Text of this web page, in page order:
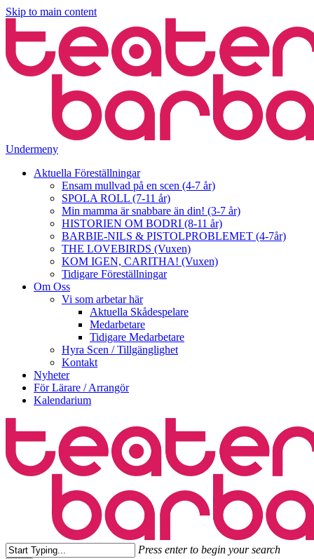
Skip to main content
Undermeny
Aktuella Föreställningar
Ensam mullvad på en scen (4-7 år)
SPOLA ROLL (7-11 år)
Min mamma är snabbare än din! (3-7 år)
HISTORIEN OM BODRI (8-11 år)
BARBIE-NILS & PISTOLPROBLEMET (4-7år)
THE LOVEBIRDS (Vuxen)
KOM IGEN, CARITHA! (Vuxen)
Tidigare Föreställningar
Om Oss
Vi som arbetar här
Aktuella Skådespelare
Medarbetare
Tidigare Medarbetare
Hyra Scen / Tillgänglighet
Kontakt
Nyheter
För Lärare / Arrangör
Kalendarium
Press enter to begin your search